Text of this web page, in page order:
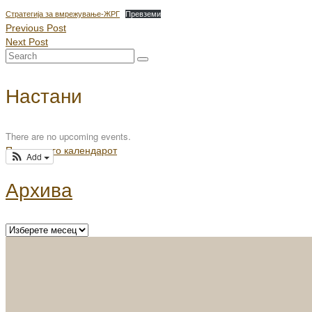
Стратегија за вмрежување-ЖРГ Превземи
Previous Post
Next Post
Настани
There are no upcoming events.
Add
Погледни го календарот
Архива